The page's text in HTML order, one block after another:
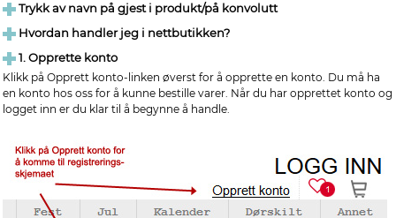
Trykk av navn på gjest i produkt/på konvolutt
Hvordan handler jeg i nettbutikken?
1. Opprette konto
Klikk på Opprett konto-linken øverst for å opprette en konto. Du må ha
en konto hos oss for å kunne bestille varer. Når du har opprettet konto og
logget inn er du klar til å begynne å handle.